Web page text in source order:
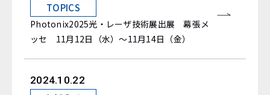
TOPICS
Photonix2025光・レーザ技術展出展 幕張メ
ッセ 11月12日（水）～11月14日（金）
2024.10.22